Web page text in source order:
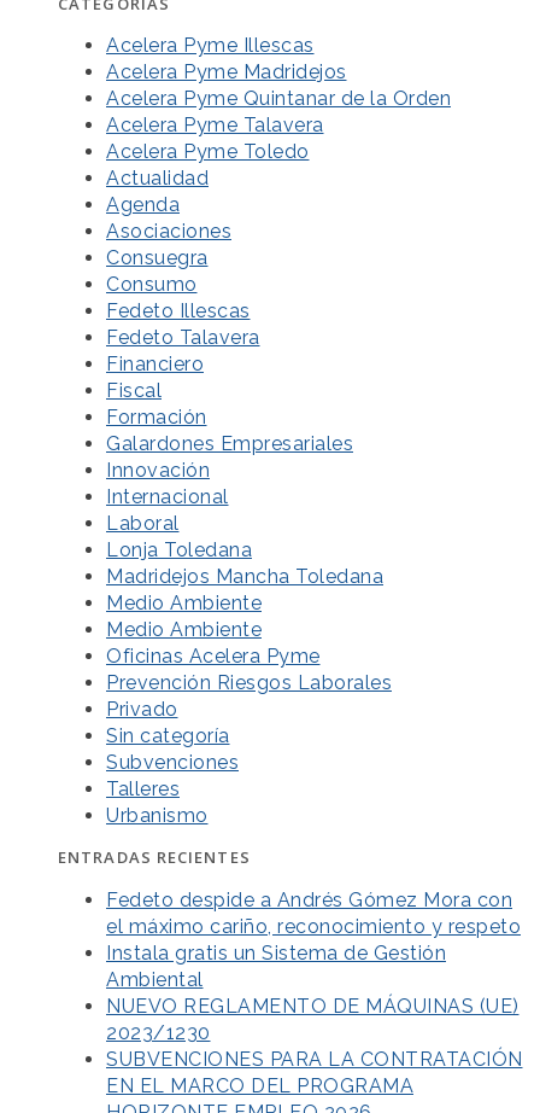
Acelera Pyme Illescas
Acelera Pyme Madridejos
Acelera Pyme Quintanar de la Orden
Acelera Pyme Talavera
Acelera Pyme Toledo
Actualidad
Agenda
Asociaciones
Consuegra
Consumo
Fedeto Illescas
Fedeto Talavera
Financiero
Fiscal
Formación
Galardones Empresariales
Innovación
Internacional
Laboral
Lonja Toledana
Madridejos Mancha Toledana
Medio Ambiente
Medio Ambiente
Oficinas Acelera Pyme
Prevención Riesgos Laborales
Privado
Sin categoría
Subvenciones
Talleres
Urbanismo
ENTRADAS RECIENTES
Fedeto despide a Andrés Gómez Mora con
el máximo cariño, reconocimiento y respeto
Instala gratis un Sistema de Gestión
Ambiental
NUEVO REGLAMENTO DE MÁQUINAS (UE)
2023/1230
SUBVENCIONES PARA LA CONTRATACIÓN
EN EL MARCO DEL PROGRAMA